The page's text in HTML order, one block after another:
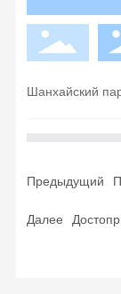
Шанхайский
Предыдущий
Далее